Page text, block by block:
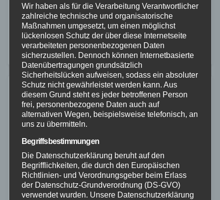
22.07.2026, in Koblenz zu einem Verkehrsunfall mit
einer verletzten Motorradfahrerin geführt. Der
Tatverdächtige konnte wenig später nach einer
Fahndung festgenommen werden. Der…
Wir haben als für die Verarbeitung Verantwortlicher
zahlreiche technische und organisatorische
Maßnahmen umgesetzt, um einen möglichst
lückenlosen Schutz der über diese Internetseite
verarbeiteten personenbezogenen Daten
sicherzustellen. Dennoch können Internetbasierte
Datenübertragungen grundsätzlich
Sicherheitslücken aufweisen, sodass ein absoluter
Schutz nicht gewährleistet werden kann. Aus
diesem Grund steht es jeder betroffenen Person
frei, personenbezogene Daten auch auf
alternativen Wegen, beispielsweise telefonisch, an
uns zu übermitteln.
Begriffsbestimmungen
Die Datenschutzerklärung beruht auf den
Begrifflichkeiten, die durch den Europäischen
Richtlinien- und Verordnungsgeber beim Erlass
der Datenschutz-Grundverordnung (DS-GVO)
verwendet wurden. Unsere Datenschutzerklärung